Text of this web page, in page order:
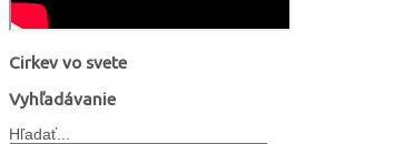
Cirkev vo svete
Vyhľadávanie
Hľadať...